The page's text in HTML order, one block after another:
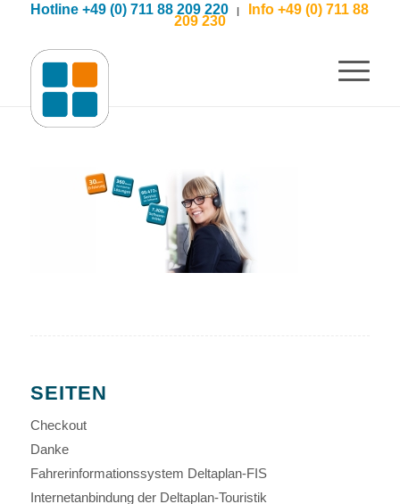
Hotline +49 (0) 711 88 209 220 | Info +49 (0) 711 88
209 230
SEITEN
Checkout
Danke
Fahrerinformationssystem Deltaplan-FIS
Internetanbindung der Deltaplan-Touristik